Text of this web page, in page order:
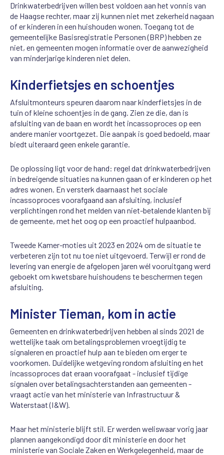
Drinkwaterbedrijven willen best voldoen aan het vonnis van
de Haagse rechter, maar zij kunnen niet met zekerheid nagaan
of er kinderen in een huishouden wonen. Toegang tot de
gemeentelijke Basisregistratie Personen (BRP) hebben ze
niet, en gemeenten mogen informatie over de aanwezigheid
van minderjarige kinderen niet delen.
Kinderfietsjes en schoentjes
Afsluitmonteurs speuren daarom naarkinderfietsjes in de
tuin of kleine schoentjes in de gang. Zien ze die, dan is
afsluiting van de baan en wordt het incassoproces op een
andere manier voortgezet. Die aanpak is goed bedoeld, maar
biedt uiteraard geen enkele garantie.
De oplossing ligt voor de hand: regel dat drinkwaterbedrijven
in bedreigende situaties na kunnen gaan of er kinderen op het
adres wonen. En versterk daarnaast het sociale
incassoproces voorafgaand aan afsluiting, inclusief
verplichtingen rond het melden van niet-betalende klanten bij
de gemeente, met het oog op een proactief hulpaanbod.
Tweede Kamer-moties uit 2023 en 2024 om de situatie te
verbeteren zijn tot nu toe niet uitgevoerd. Terwijl er rond de
levering van energie de afgelopen jaren wél vooruitgang werd
geboekt om kwetsbare huishoudens te beschermen tegen
afsluiting.
Minister Tieman, kom in actie
Gemeenten en drinkwaterbedrijven hebben al sinds 2021 de
wettelijke taak om betalingsproblemen vroegtijdig te
signaleren en proactief hulp aan te bieden om erger te
voorkomen. Duidelijke wetgeving rondom afsluiting en het
incassoproces dat eraan voorafgaat - inclusief tijdige
signalen over betalingsachterstanden aan gemeenten -
vraagt actie van het ministerie van Infrastructuur &
Waterstaat (I&W).
Maar het ministerie blijft stil. Er werden weliswaar vorig jaar
plannen aangekondigd door dit ministerie en door het
ministerie van Sociale Zaken en Werkgelegenheid, maar de